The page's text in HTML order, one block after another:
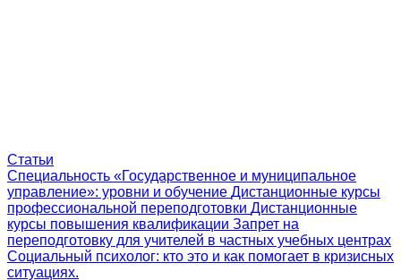
Статьи
Специальность «Государственное и муниципальное
управление»: уровни и обучение Дистанционные курсы
профессиональной переподготовки Дистанционные
курсы повышения квалификации Запрет на
переподготовку для учителей в частных учебных центрах
Социальный психолог: кто это и как помогает в кризисных
ситуациях.